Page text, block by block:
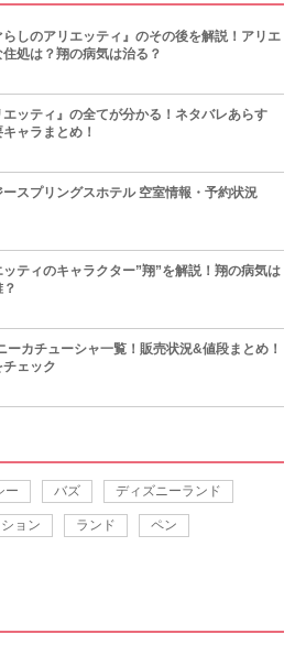
らしのアリエッティ』のその後を解説！アリエ
処は？翔の病気は治る？
エッティ』の全てが分かる！ネタバレあらす
ャラまとめ！
ースプリングスホテル 空室情報・予約状況
ティのキャラクター”翔”を解説！翔の病気は
ーカチューシャ一覧！販売状況&値段まとめ！
ェック
ー バズ ディズニーランド
ョン ランド ペン